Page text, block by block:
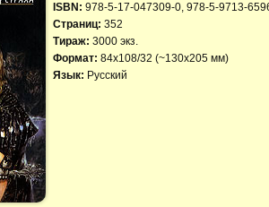
ISBN: 978-5-17-047309-0, 978-5-9713-
Страниц: 352
Тираж: 3000 экз.
Формат: 84x108/32 (~130х205 мм)
Язык: Русский